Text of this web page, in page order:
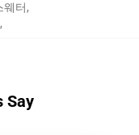
웨터,
,
Say